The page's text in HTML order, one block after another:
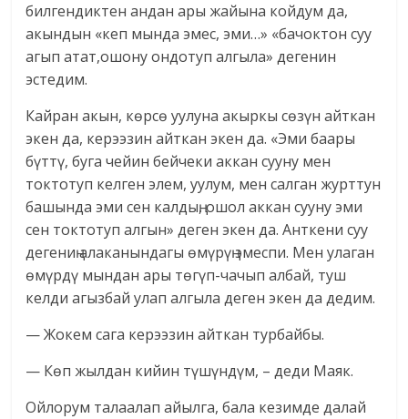
билгендиктен андан ары жайына койдум да,
акындын «кеп мында эмес, эми…» «бачоктон суу
агып атат,ошону ондотуп алгыла» дегенин
эстедим.
Кайран акын, көрсө уулуна акыркы сөзүн айткан
экен да, керээзин айткан экен да. «Эми баары
бүттү, буга чейин бейчеки аккан сууну мен
токтотуп келген элем, уулум, мен салган журттун
башында эми сен калдың, ошол аккан сууну эми
сен токтотуп алгын» деген экен да. Анткени суу
дегениң алаканындагы өмүрүң эмеспи. Мен улаган
өмүрдү мындан ары төгүп-чачып албай, туш
келди агызбай улап алгыла деген экен да дедим.
— Жокем сага керээзин айткан турбайбы.
— Көп жылдан кийин түшүндүм, – деди Маяк.
Ойлорум талаалап айылга, бала кезимде далай